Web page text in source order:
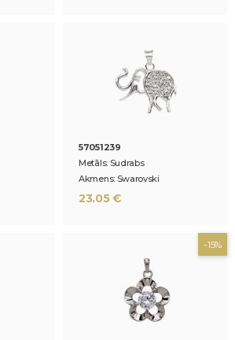
57051239
Metāls: Sudrabs
Akmens: Swarovski
23.05 €
-15%